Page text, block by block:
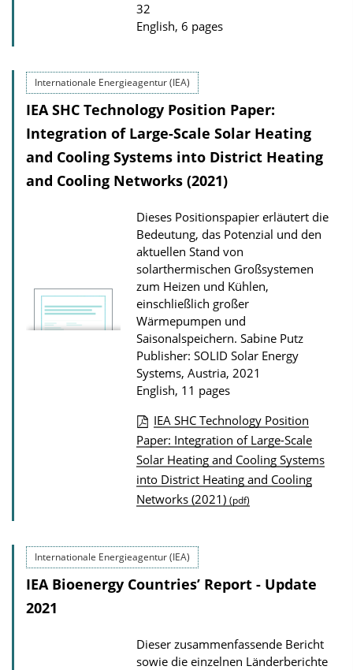
32
English, 6 pages
Internationale Energieagentur (IEA)
IEA SHC Technology Position Paper:
Integration of Large-Scale Solar Heating
and Cooling Systems into District Heating
and Cooling Networks (2021)
Dieses Positionspapier erläutert die
Bedeutung, das Potenzial und den
aktuellen Stand von
solarthermischen Großsystemen
zum Heizen und Kühlen,
einschließlich großer
Wärmepumpen und
Saisonalspeichern. Sabine Putz
Publisher: SOLID Solar Energy
Systems, Austria, 2021
English, 11 pages
P
u
b
l
c
a
t
o
n
IEA SHC Technology Position
Paper: Integration of Large-Scale
Solar Heating and Cooling Systems
into District Heating and Cooling
Networks (2021) (pdf)
Internationale Energieagentur (IEA)
IEA Bioenergy Countries’ Report - Update
2021
Dieser zusammenfassende Bericht
sowie die einzelnen Länderberichte